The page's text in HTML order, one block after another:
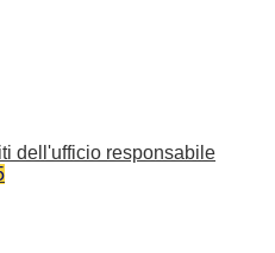
dell'ufficio responsabile